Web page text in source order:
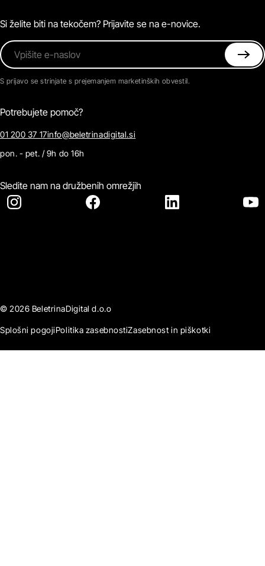
Kontaktirajte nas
Si želite biti na tekočem? Prijavite se na e-novice.
Vpišite e-naslov
S prijavo se strinjate s prejemanjem marketinških obvestil.
Potrebujete pomoč?
01 200 37 17info@beletrinadigital.si
pon. - pet. / 9h do 16h
Sledite nam na družbenih omrežjih
© 2026 BeletrinaDigital d.o.o
Splošni pogojiPolitika zasebnostiZasebnost in piškotki